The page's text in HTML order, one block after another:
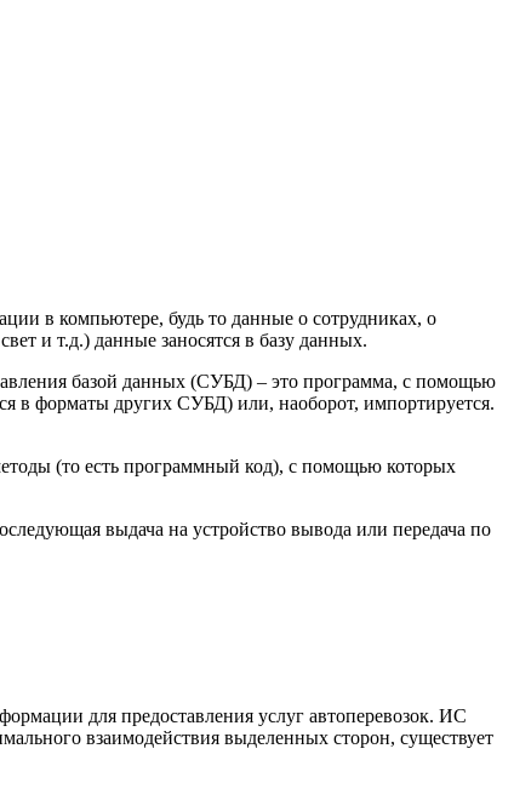
в компьютере, будь то данные о сотрудниках, о
и т.д.) данные заносятся в базу данных.
базой данных (СУБД) – это программа, с помощью
в форматы других СУБД) или, наоборот, импортируется.
(то есть программный код), с помощью которых
выдача на устройство вывода или передача по
для предоставления услуг автоперевозок. ИС
взаимодействия выделенных сторон, существует